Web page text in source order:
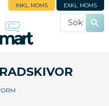
INKL. MOMS EXKL. MOMS